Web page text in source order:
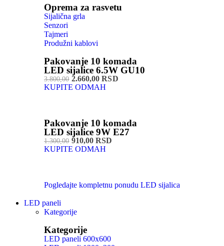
Oprema za rasvetu
Sijalična grla
Senzori
Tajmeri
Produžni kablovi
Pakovanje 10 komada
LED sijalice 6.5W GU10
3.800,002.660,00 RSD
KUPITE ODMAH
Pakovanje 10 komada
LED sijalice 9W E27
1.300,00910,00 RSD
KUPITE ODMAH
Pogledajte kompletnu ponudu LED sijalica
LED paneli
Kategorije
Kategorije
LED paneli 600x600